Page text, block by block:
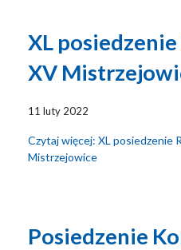
XL
XV
11 luty 2022
Czytaj więcej: XL posiedzenie
Mistrzejowice
Posiedzenie